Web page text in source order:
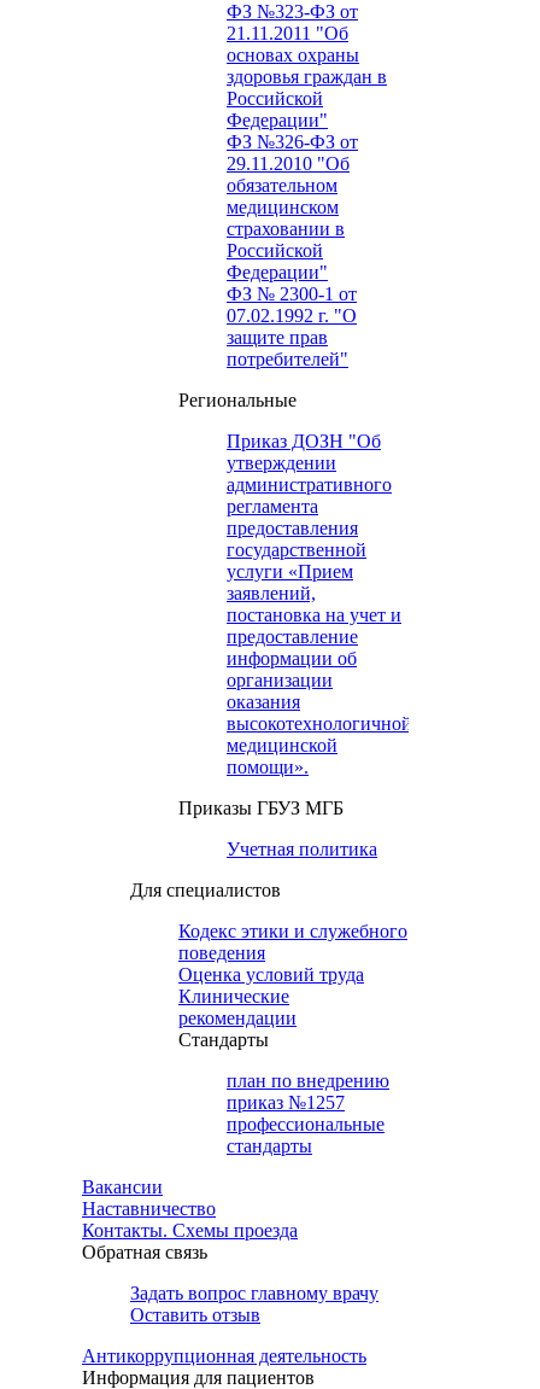
ФЗ №323-ФЗ от
21.11.2011 "Об
основах охраны
здоровья граждан в
Российской
Федерации"
ФЗ №326-ФЗ от
29.11.2010 "Об
обязательном
медицинском
страховании в
Российской
Федерации"
ФЗ № 2300-1 от
07.02.1992 г. "О
защите прав
потребителей"
Региональные
Приказ ДОЗН "Об
утверждении
административного
регламента
предоставления
государственной
услуги «Прием
заявлений,
постановка на учет и
предоставление
информации об
организации
оказания
высокотехнологичной
медицинской
помощи».
Приказы ГБУЗ МГБ
Учетная политика
Для специалистов
Кодекс этики и служебного
поведения
Оценка условий труда
Клинические
рекомендации
Cтандарты
план по внедрению
приказ №1257
профессиональные
стандарты
Вакансии
Наставничество
Контакты. Схемы проезда
Обратная связь
Задать вопрос главному врачу
Оставить отзыв
Антикоррупционная деятельность
Информация для пациентов